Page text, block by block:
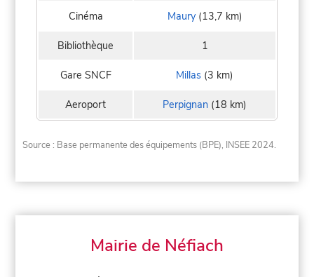
Cinéma Maury(13,7 km)
Bibliothèque 1
Gare SNCF Millas (3 km)
Aeroport Perpignan (18 km)
Source : Base permanente des équipements (BPE), INSEE 2024.
Mairie de Néfiach